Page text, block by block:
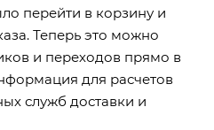
перейти в корзину и
Теперь это можно
и переходов прямо в
для расчетов
служб доставки и